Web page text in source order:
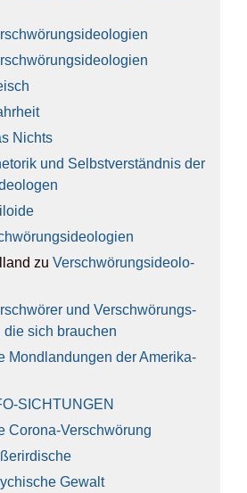
Nichts
und Selbst­ver­ständ­nis der
zu Ver­schwö­rungs­ideo­lo­
und Ver­schwö­rungs­
sich brau­chen
Mond­lan­dun­gen der Ame­ri­ka­
SICH­TUN­GEN
Coro­na-Ver­schwö­rung
Gewalt